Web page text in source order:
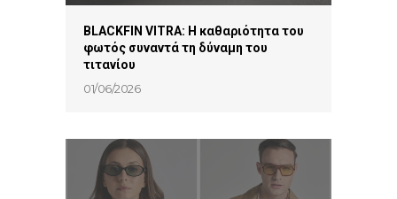
BLACKFIN VITRA: Η καθαριότητα του
φωτός συναντά τη δύναμη του
τιτανίου
01/06/2026